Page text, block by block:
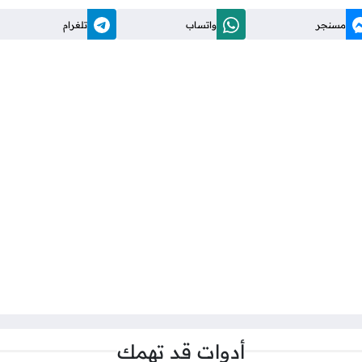
مسنجر واتساب تلغرام
أدوات قد تهمك